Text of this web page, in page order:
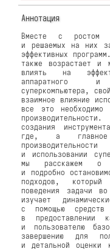
Аннотация
Вместе с ростом
и решаемых на них
эффективных
также возрастает и
влиять на
аппаратного и
суперкомпьютера,
взаимное влияние
все это необходимо
создания
где, а главное
и использовании
мы расскажем о
и подробно
подходов, который
поведения задачи
изучает
с помощью
в предоставлении
и пользователю
завершению для
и детальной оценки